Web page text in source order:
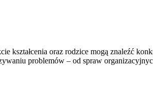
oraz rodzice mogą znaleźć
problemów – od spraw